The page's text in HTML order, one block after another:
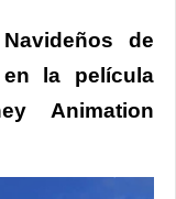
de
la película
Animation